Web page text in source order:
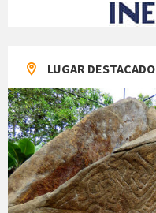
LUGAR DESTACADO